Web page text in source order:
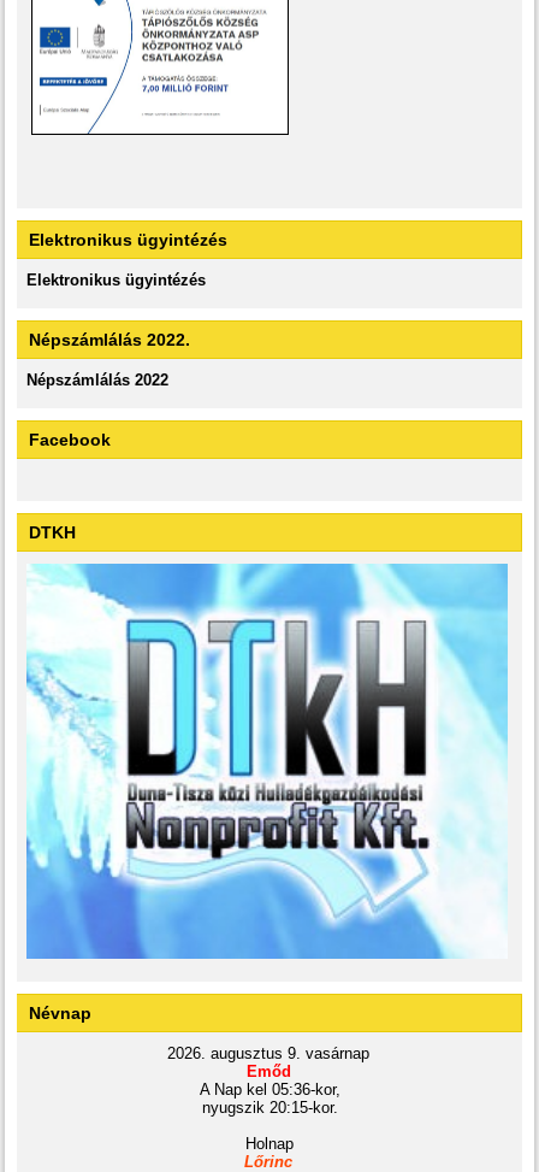
Elektronikus ügyintézés
Elektronikus ügyintézés
Népszámlálás 2022.
Népszámlálás 2022
Facebook
DTKH
Névnap
2026. augusztus 9. vasárnap
Emőd
A Nap kel 05:36-kor,
nyugszik 20:15-kor.
Holnap
Lőrinc